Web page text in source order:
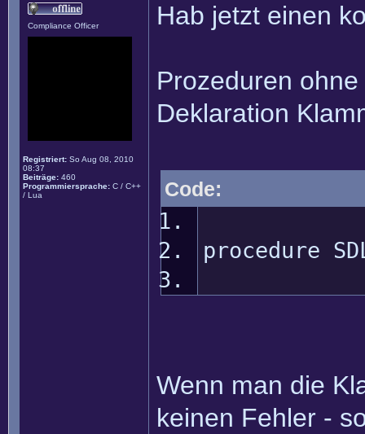
Compliance Officer
Registriert: So Aug 08, 2010
08:37
Beiträge: 460
Programmiersprache: C / C++
/ Lua
Hab jetzt einen
Prozeduren
Deklaration
Code:
procedure
Wenn man die
keinen Fehler -